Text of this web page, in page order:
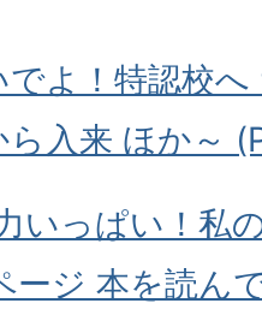
よ！特認校
ら入来 ほか～
いっぱい！私
ージ 本を読ん